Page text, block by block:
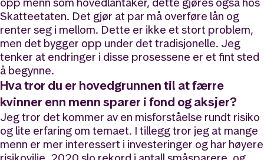
Skatteetaten. Det gjør at par må overføre lån og
renter seg i mellom. Dette er ikke et stort problem,
men det bygger opp under det tradisjonelle. Jeg
tenker at endringer i disse prosessene er et fint sted
å begynne.
Hva tror du er hovedgrunnen til at færre
kvinner enn menn sparer i fond og aksjer?
Jeg tror det kommer av en misforståelse rundt risiko
og lite erfaring om temaet. I tillegg tror jeg at mange
menn er mer interessert i investeringer og har høyere